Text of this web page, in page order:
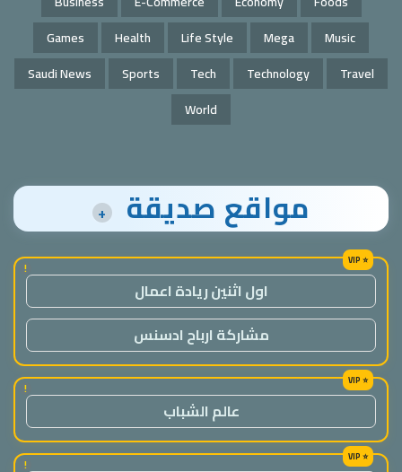
Games
Health Life Style Mega
Music
Saudi News
Sports Tech Technology
Travel
World
مواقع صديقة +
!
اول اثنين ريادة اعمال
مشاركة ارباح ادسنس
!
عالم الشباب
!